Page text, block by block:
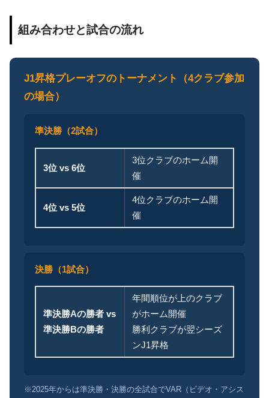
組み合わせと試合の流れ
J1昇格プレーオフのトーナメント（4クラブ参加
の場合）
準決勝（2試合）
3位 vs 6位
3位クラブのホーム開
催
4位 vs 5位
4位クラブのホーム開
催
決勝（1試合）
準決勝Aの勝者 vs
準決勝Bの勝者
年間順位が上のクラブ
がホーム開催
勝利クラブが翌シーズ
ンJ1昇格
※2025年からは準決勝・決勝の全試合でVAR（ビデオ・アシス